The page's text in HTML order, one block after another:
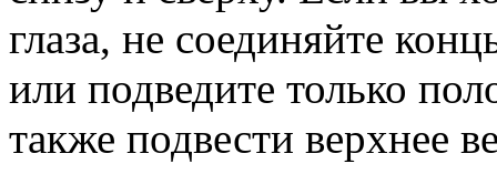
глаза, не соединяйте
или подведите только
также подвести верхнее